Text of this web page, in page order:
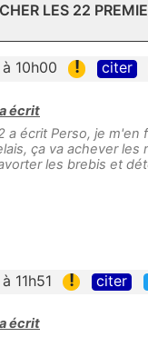
LES 22
10h00 ! citer
écrit
a écrit Perso, je m'en
ça va achever
les brebis et
11h51 ! citer
écrit